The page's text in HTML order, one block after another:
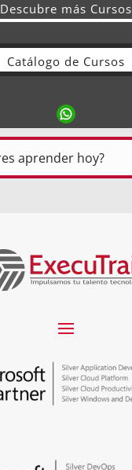
Descubre más Cursos
Catálogo de Cursos